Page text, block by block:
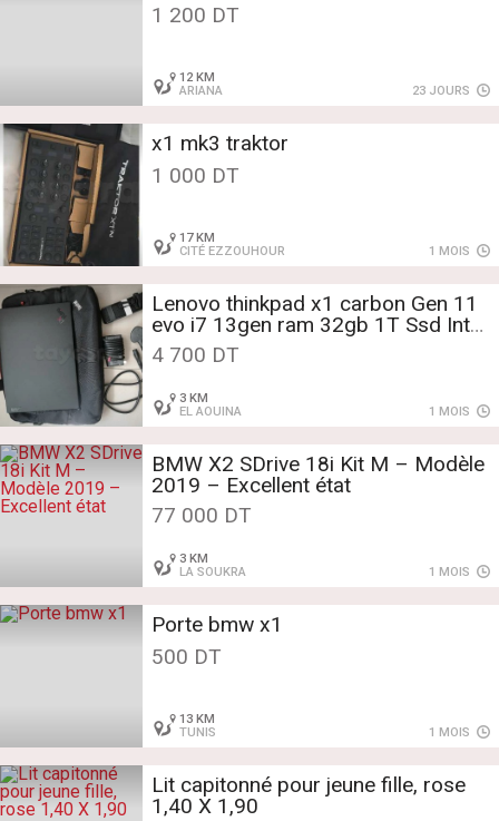
1 200 DT
12 KM
ARIANA
23 JOURS
x1 mk3 traktor
1 000 DT
17 KM
CITÉ EZZOUHOUR
1 MOIS
Lenovo thinkpad x1 carbon Gen 11
evo i7 13gen ram 32gb 1T Ssd Intel
Iris Xe Graphics cacheté importé
4 700 DT
3 KM
EL AOUINA
1 MOIS
BMW X2 SDrive 18i Kit M – Modèle
2019 – Excellent état
77 000 DT
3 KM
LA SOUKRA
1 MOIS
Porte bmw x1
500 DT
13 KM
TUNIS
1 MOIS
Lit capitonné pour jeune fille, rose
1,40 X 1,90